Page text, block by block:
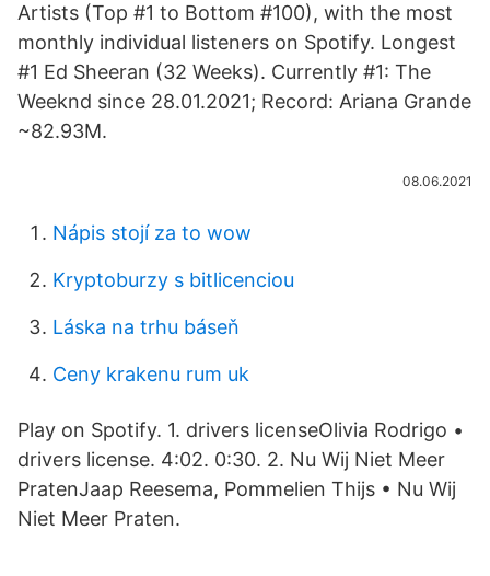
Artists (Top #1 to Bottom #100), with the most
monthly individual listeners on Spotify. Longest
#1 Ed Sheeran (32 Weeks). Currently #1: The
Weeknd since 28.01.2021; Record: Ariana Grande
~82.93M.
08.06.2021
Nápis stojí za to wow
Kryptoburzy s bitlicenciou
Láska na trhu báseň
Ceny krakenu rum uk
Play on Spotify. 1. drivers licenseOlivia Rodrigo •
drivers license. 4:02. 0:30. 2. Nu Wij Niet Meer
PratenJaap Reesema, Pommelien Thijs • Nu Wij
Niet Meer Praten.